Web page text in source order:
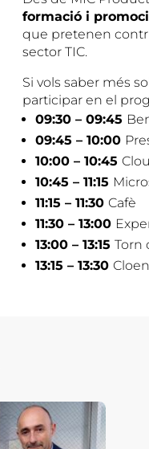
formació i
que pretenen
sector TIC.
Si vols saber més
participar en el
09:30 – 09:45
09:45 – 10:00
10:00 – 10:45
10:45 – 11:15
11:15 – 11:30 Cafè
11:30 – 13:00
13:00 – 13:15 Torn
13:15 – 13:30